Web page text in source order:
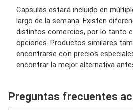
Capsulas estará incluido en
largo de la semana. Existen
distintos comercios, por lo tanto
opciones. Productos similares
encontrarse con precios
encontrar la mejor alternativa
Preguntas frecuentes